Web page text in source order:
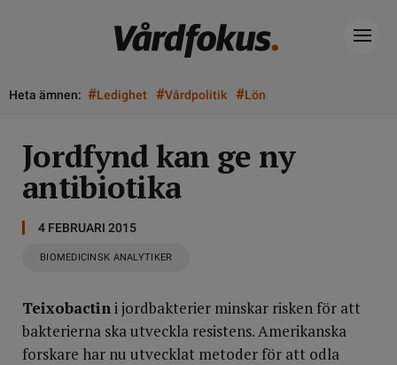
Heta ämnen: #Ledighet #Vårdpolitik #Lön
Jordfynd kan ge ny
antibiotika
4 FEBRUARI 2015
BIOMEDICINSK ANALYTIKER
Teixobactini jordbakterier minskar risken för att
bakterierna ska utveckla resistens. Amerikanska
forskare har nu utvecklat metoder för att odla